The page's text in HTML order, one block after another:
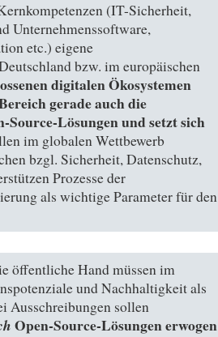
(IT-Sicherheit,
Unternehmenssoftware,
etc.) eigene
bzw. im europäischen
digitalen Ökosystemen
gerade auch die
Lösungen und setzt sich
im globalen Wettbewerb
bzgl. Sicherheit, Datenschutz,
Prozesse der
als wichtige Parameter für den
öffentliche Hand müssen im
und Nachhaltigkeit als
Ausschreibungen sollen
Open-Source-Lösungen erwogen